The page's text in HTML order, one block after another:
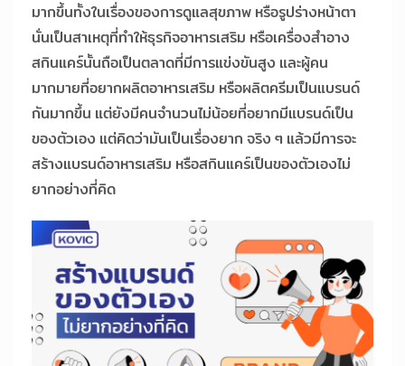
มากขึ้นทั้งในเรื่องของการดูแลสุขภาพ หรือรูปร่างหน้าตา
นั่นเป็นสาเหตุที่ทำให้ธุรกิจอาหารเสริม หรือเครื่องสำอาง
สกินแคร์นั้นถือเป็นตลาดที่มีการแข่งขันสูง และผู้คน
มากมายที่อยากผลิตอาหารเสริม หรือผลิตครีมเป็นแบรนด์
กันมากขึ้น แต่ยังมีคนจำนวนไม่น้อยที่อยากมีแบรนด์เป็น
ของตัวเอง แต่คิดว่ามันเป็นเรื่องยาก จริง ๆ แล้วมีการจะ
สร้างแบรนด์อาหารเสริม หรือสกินแคร์เป็นของตัวเองไม่
ยากอย่างที่คิด